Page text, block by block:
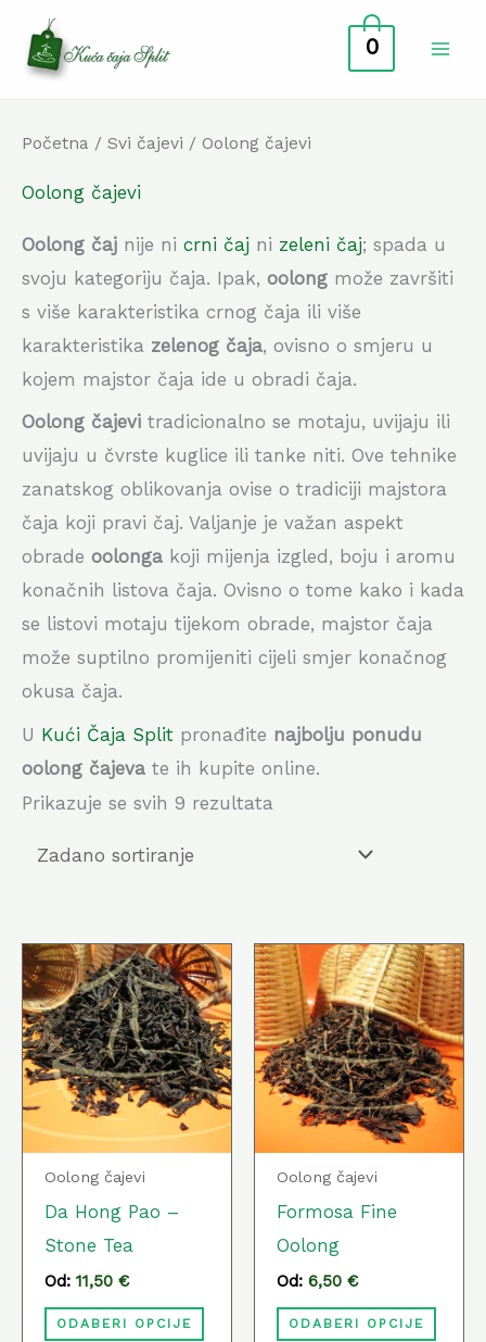
content
0
Početna / Svi čajevi / Oolong čajevi
Oolong čajevi
Oolong čaj nije ni crni čaj ni zeleni čaj; spada u
svoju kategoriju čaja. Ipak, oolong može završiti
s više karakteristika crnog čaja ili više
karakteristika zelenog čaja, ovisno o smjeru u
kojem majstor čaja ide u obradi čaja.
Oolong čajevi tradicionalno se motaju, uvijaju ili
uvijaju u čvrste kuglice ili tanke niti. Ove tehnike
zanatskog oblikovanja ovise o tradiciji majstora
čaja koji pravi čaj. Valjanje je važan aspekt
obrade oolonga koji mijenja izgled, boju i aromu
konačnih listova čaja. Ovisno o tome kako i kada
se listovi motaju tijekom obrade, majstor čaja
može suptilno promijeniti cijeli smjer konačnog
okusa čaja.
U Kući Čaja Split pronađite najbolju ponudu
oolong čajeva te ih kupite online.
Prikazuje se svih 9 rezultata
Oolong čajevi
Da Hong Pao –
Stone Tea
Od: 11,50 €
ODABERI OPCIJE
Ovaj
proizvod
ima
više
varijanti.
Opcije
proizvoda
Oolong čajevi
Formosa Fine
Oolong
Od: 6,50 €
ODABERI OPCIJE
Ovaj
ima
više